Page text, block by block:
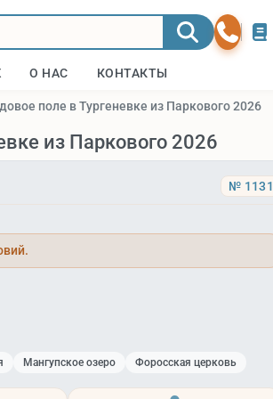
О НАС КОНТАКТЫ
поле в Тургеневке из Паркового 2026
из Паркового 2026
№ 1131
Мангупское озеро Форосская церковь